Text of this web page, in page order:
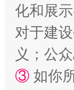
“蜀中异
化和展
对于建
义；公
③ 如你